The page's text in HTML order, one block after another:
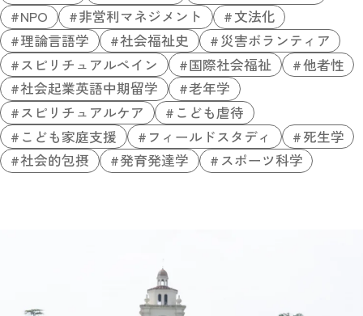
NPO
非営利マネジメント
文法化
理論言語学
社会福祉史
災害ボランティア
スピリチュアルペイン
国際社会福祉
他者性
社会起業英語中期留学
老年学
スピリチュアルケア
こども虐待
こども家庭支援
フィールドスタディ
死生学
社会的包摂
発育発達学 スポーツ科学